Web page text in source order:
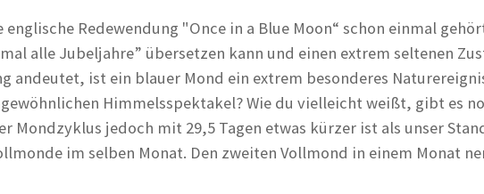
Redewendung "Once in a Blue Moon“ schon einmal
alle Jubeljahre” übersetzen kann und einen extrem seltenen
andeutet, ist ein blauer Mond ein extrem besonderes
Himmelsspektakel? Wie du vielleicht weißt, gibt es
Mondzyklus jedoch mit 29,5 Tagen etwas kürzer ist als unser
im selben Monat. Den zweiten Vollmond in einem Monat